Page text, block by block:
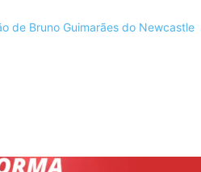
de Bruno Guimarães do Newcastle